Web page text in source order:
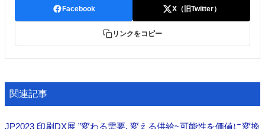
Facebook X（旧Twitter）
リンクをコピー
関連記事
JP2023 印刷DX展 ”変わる需要､変える供給~可能性を価値に変換